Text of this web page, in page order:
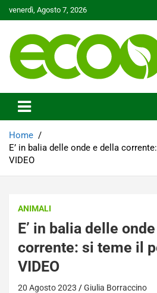
to
venerdì, Agosto 7, 2026
Ecoo.it
Home
E’ in balia delle onde e della
VIDEO
ANIMALI
E’ in balia delle
corrente: si teme il
VIDEO
20 Agosto 2023 Giulia Borraccino